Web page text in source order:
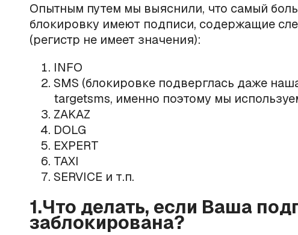
Опытным путем мы выяснили, что самый
блокировку имеют подписи, содержащие
(регистр не имеет значения):
INFO
SMS (блокировке подверглась даже
targetsms, именно поэтому мы
ZAKAZ
DOLG
EXPERT
TAXI
SERVICE и т.п.
1.Что делать, если Ваша
заблокирована?